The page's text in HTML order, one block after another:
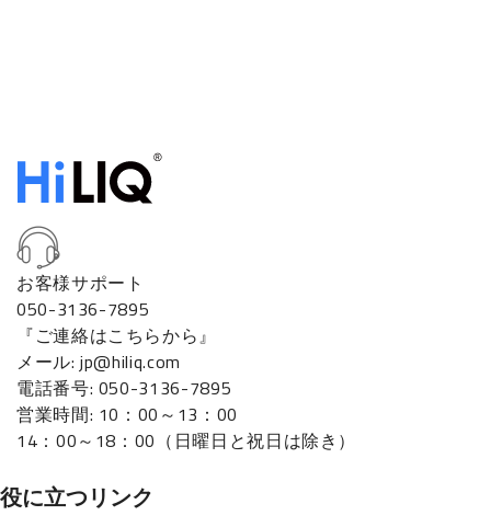
お客様サポート
050-3136-7895
『ご連絡はこちらから』
メール: jp@hiliq.com
電話番号: 050-3136-7895
営業時間: 10：00～13：00
14：00～18：00（日曜日と祝日は除き）
役に立つリンク